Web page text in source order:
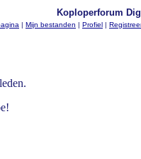
Koploperforum
| Mijn bestanden | Profiel |